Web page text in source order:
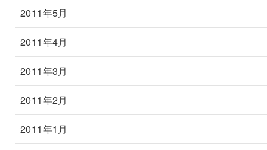
2011年5月
2011年4月
2011年3月
2011年2月
2011年1月